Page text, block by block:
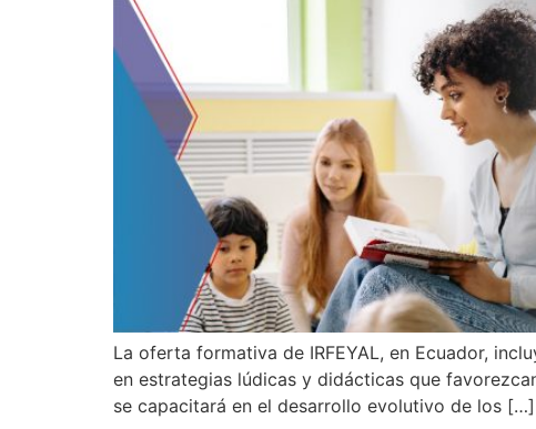
La oferta formativa de IRFEYAL, en Ecuador,
en estrategias lúdicas y didácticas que
se capacitará en el desarrollo evolutivo de los […]